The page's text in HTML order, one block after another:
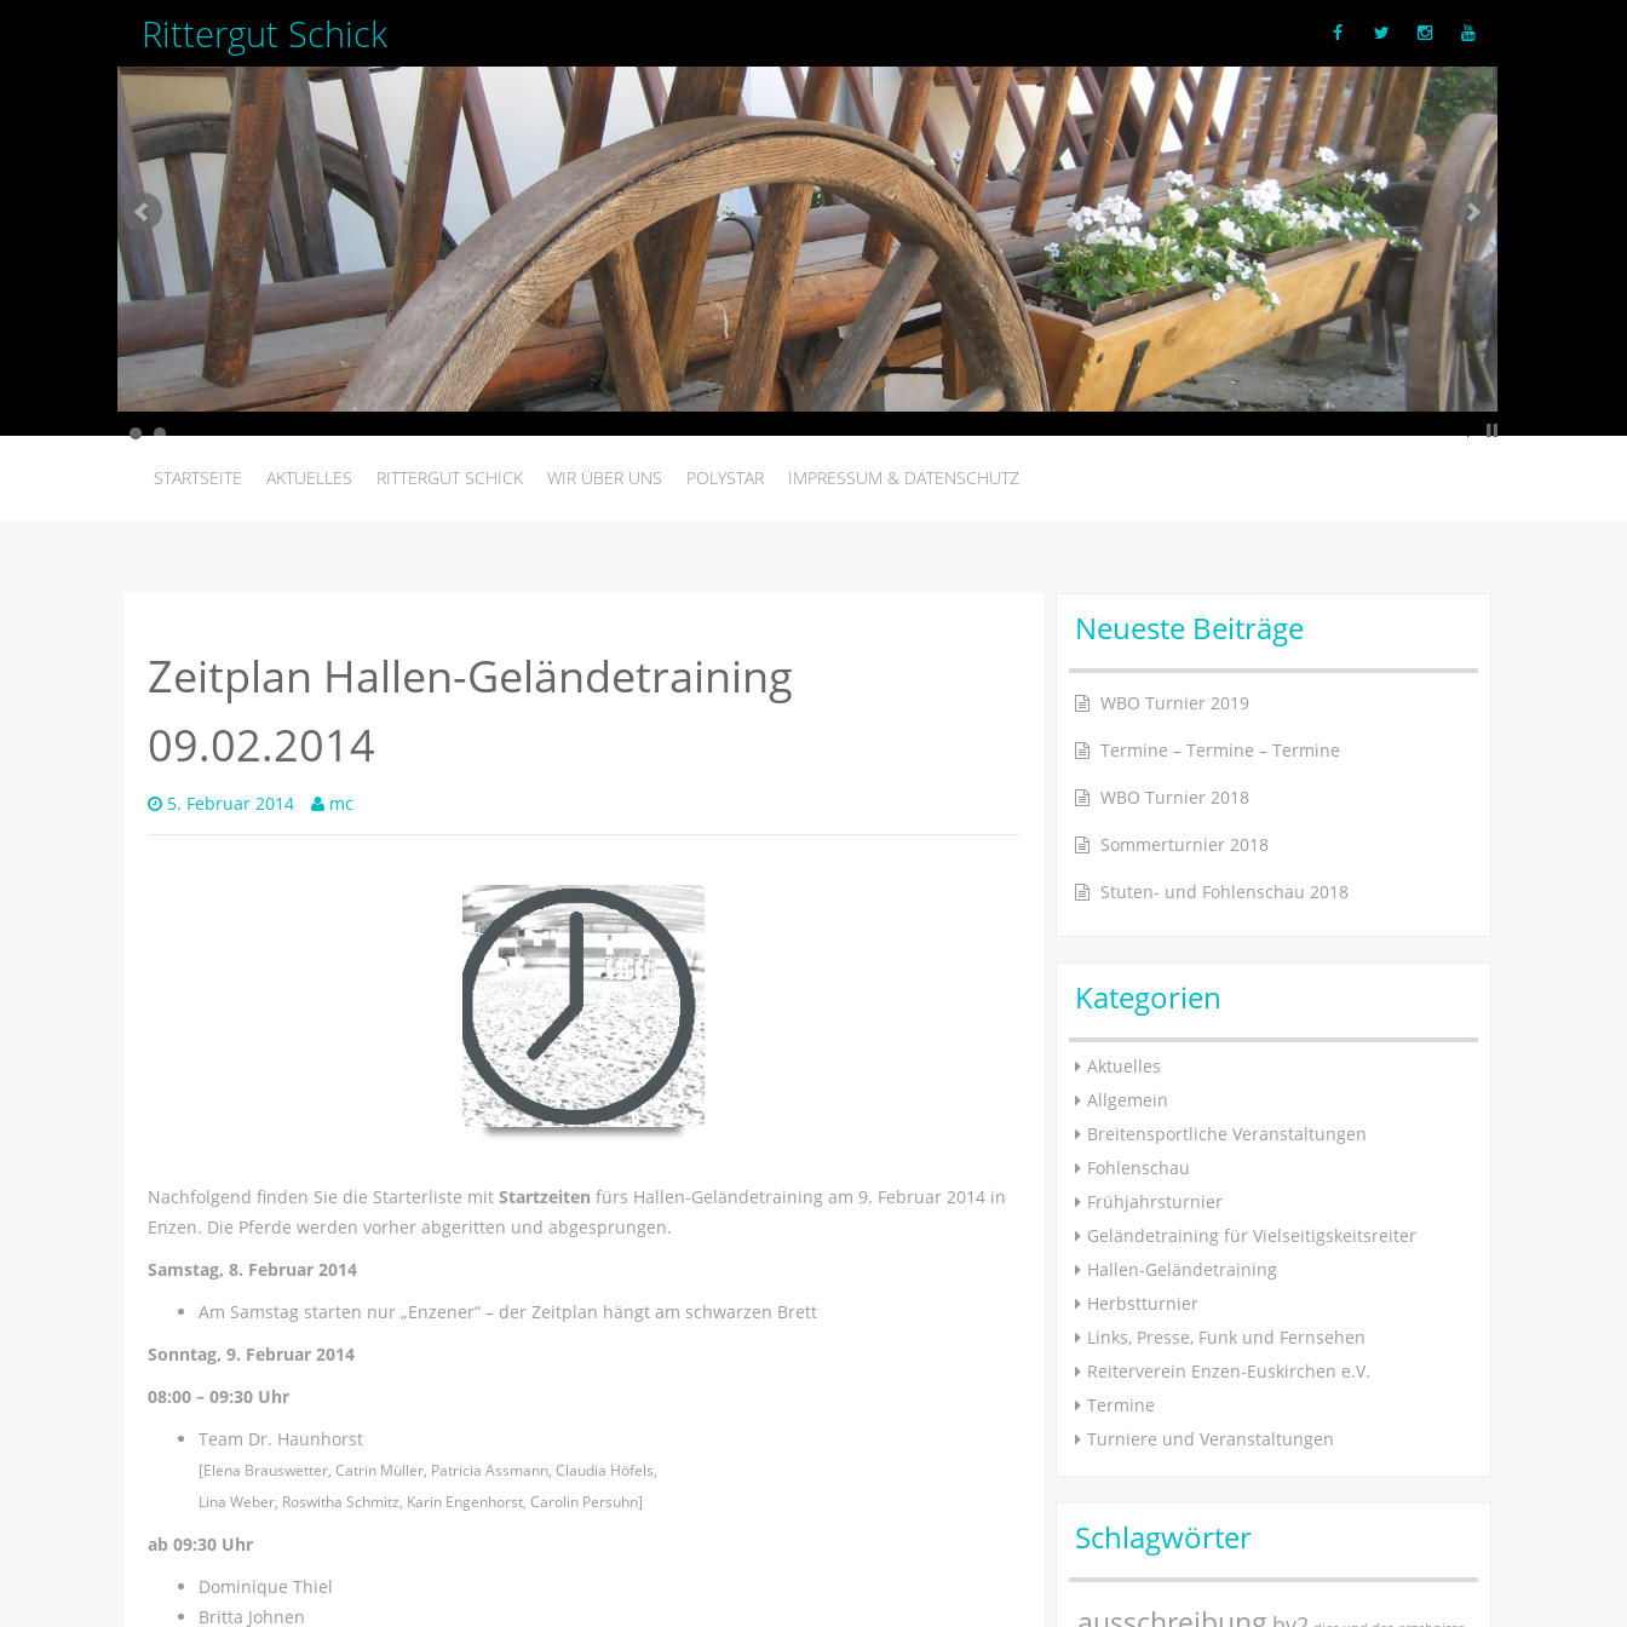
Rittergut Schick
STARTSEITE AKTUELLES RITTERGUT SCHICK WIR ÜBER UNS POLYSTAR IMPRESSUM & DATENSCHUTZ
Zeitplan Hallen-Geländetraining
09.02.2014
5. Februar 2014 mc
Nachfolgend finden Sie die Starterliste mit Startzeiten fürs Hallen-Geländetraining am 9. Februar 2014 in
Enzen. Die Pferde werden vorher abgeritten und abgesprungen.
Samstag, 8. Februar 2014
Am Samstag starten nur „Enzener“ – der Zeitplan hängt am schwarzen Brett
Sonntag, 9. Februar 2014
08:00 – 09:30 Uhr
Team Dr. Haunhorst
[Elena Brauswetter, Catrin Müller, Patricia Assmann, Claudia Höfels,
Lina Weber, Roswitha Schmitz, Karin Engenhorst, Carolin Persuhn]
ab 09:30 Uhr
Dominique Thiel
Britta Johnen
Neueste Beiträge
WBO Turnier 2019
Termine – Termine – Termine
WBO Turnier 2018
Sommerturnier 2018
Stuten- und Fohlenschau 2018
Kategorien
Aktuelles
Allgemein
Breitensportliche Veranstaltungen
Fohlenschau
Frühjahrsturnier
Geländetraining für Vielseitigskeitsreiter
Hallen-Geländetraining
Herbstturnier
Links, Presse, Funk und Fernsehen
Reiterverein Enzen-Euskirchen e.V.
Termine
Turniere und Veranstaltungen
Schlagwörter